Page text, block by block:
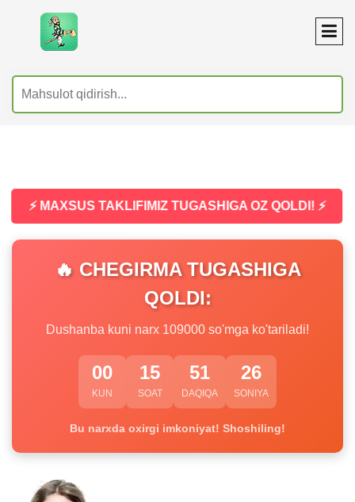
⚡ MAXSUS TAKLIFIMIZ TUGASHIGA OZ QOLDI! ⚡
🔥 CHEGIRMA TUGASHIGA
QOLDI:
Dushanba kuni narx 109000 so'mga ko'tariladi!
00
KUN
15
SOAT
51
DAQIQA
26
SONIYA
Bu narxda oxirgi imkoniyat! Shoshiling!